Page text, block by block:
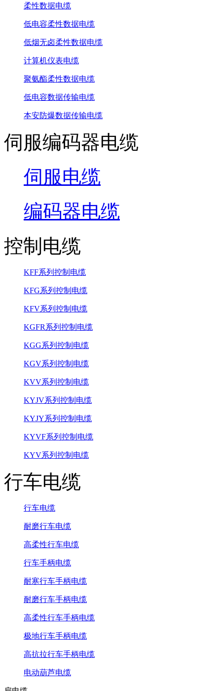
柔性数据电缆
低电容柔性数据电缆
低烟无卤柔性数据电缆
计算机仪表电缆
聚氨酯柔性数据电缆
低电容数据传输电缆
本安防爆数据传输电缆
伺服编码器电缆
伺服电缆
编码器电缆
控制电缆
KFF系列控制电缆
KFG系列控制电缆
KFV系列控制电缆
KGFR系列控制电缆
KGG系列控制电缆
KGV系列控制电缆
KVV系列控制电缆
KYJV系列控制电缆
KYJY系列控制电缆
KYVF系列控制电缆
KYV系列控制电缆
行车电缆
行车电缆
耐磨行车电缆
高柔性行车电缆
行车手柄电缆
耐寒行车手柄电缆
耐磨行车手柄电缆
高柔性行车手柄电缆
极地行车手柄电缆
高抗拉行车手柄电缆
电动葫芦电缆